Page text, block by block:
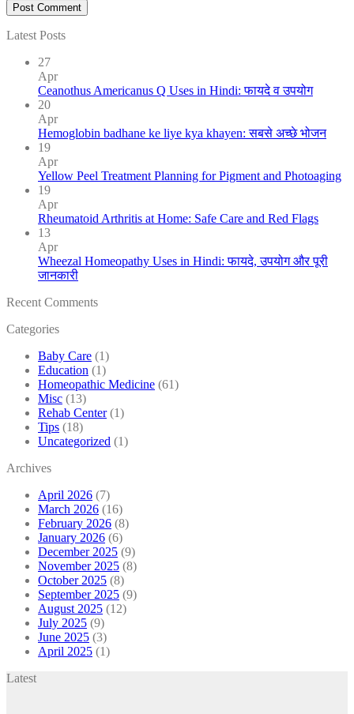
Latest Posts
27
Apr
Ceanothus Americanus Q Uses in Hindi: फायदे व उपयोग
20
Apr
Hemoglobin badhane ke liye kya khayen: सबसे अच्छे भोजन
19
Apr
Yellow Peel Treatment Planning for Pigment and Photoaging
19
Apr
Rheumatoid Arthritis at Home: Safe Care and Red Flags
13
Apr
Wheezal Homeopathy Uses in Hindi: फायदे, उपयोग और पूरी
जानकारी
Recent Comments
Categories
Baby Care (1)
Education (1)
Homeopathic Medicine (61)
Misc (13)
Rehab Center(1)
Tips (18)
Uncategorized (1)
Archives
April 2026 (7)
March 2026 (16)
February 2026 (8)
January 2026 (6)
December 2025 (9)
November 2025 (8)
October 2025 (8)
September 2025 (9)
August 2025 (12)
July 2025 (9)
June 2025 (3)
April 2025 (1)
Latest